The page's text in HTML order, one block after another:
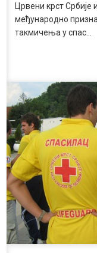
Црвени крст Србије
међународно
такмичења у спас…